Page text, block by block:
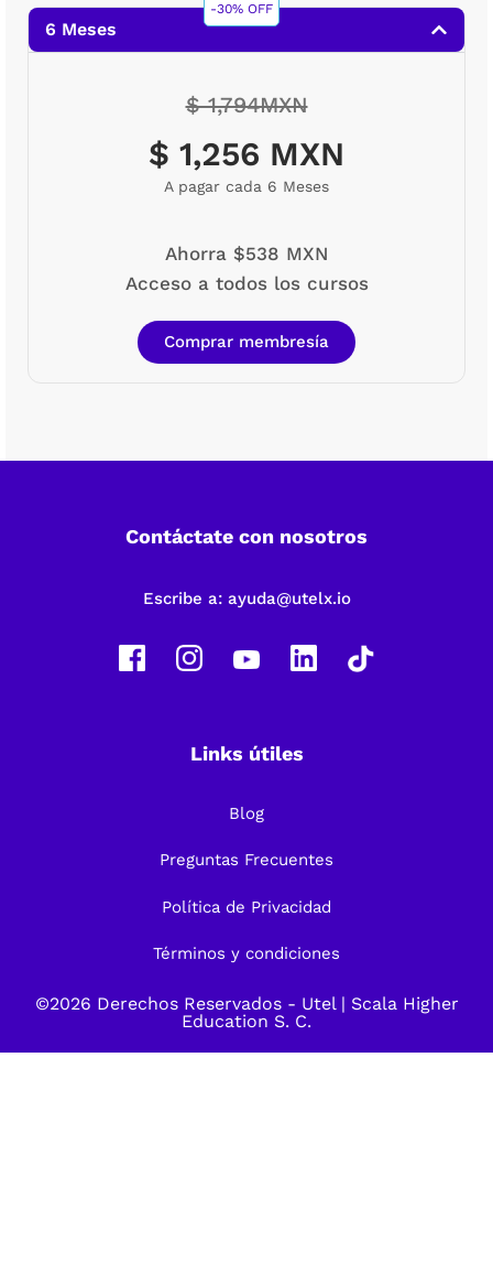
-30% OFF
6 Meses
$ 1,794MXN
$ 1,256 MXN
A pagar cada 6 Meses
Ahorra $538 MXN
Acceso a todos los cursos
Comprar membresía
Contáctate con nosotros
Escribe a: ayuda@utelx.io
Links útiles
Blog
Preguntas Frecuentes
Política de Privacidad
Términos y condiciones
©2026 Derechos Reservados - Utel| Scala Higher
Education S. C.